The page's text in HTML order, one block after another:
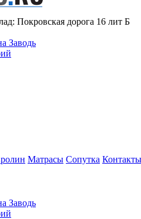
Покровская дорога 16 лит Б
Заводь
Матрасы Сопутка Контакты
Заводь